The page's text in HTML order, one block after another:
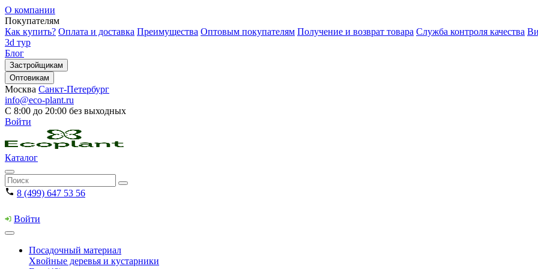
О компании
Покупателям
Как купить? Оплата и доставка Преимущества Оптовым покупателям Получение и возврат товара Служба контроля качества
3d тур
Блог
Застройщикам
Оптовикам
Москва Санкт-Петербург
info@eco-plant.ru
С 8:00 до 20:00 без выходных
Войти
Каталог
8 (499) 647 53 56
Войти
Посадочный материал
Хвойные деревья и кустарники